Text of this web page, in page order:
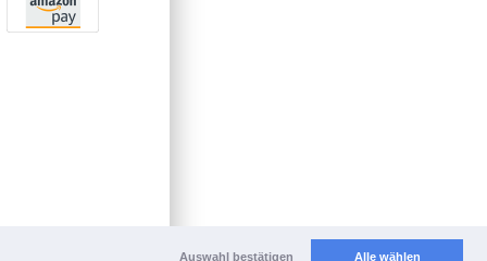
Auswahl bestätigen Alle wählen